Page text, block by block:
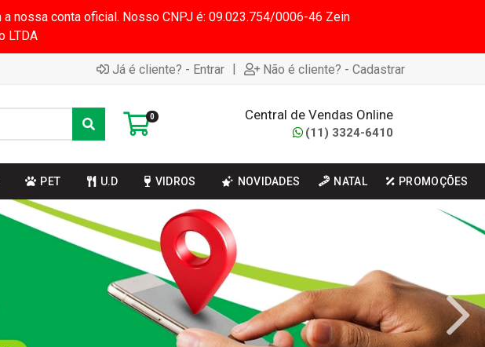
nossa conta oficial. Nosso CNPJ é: 09.023.754/0006-46 Zein
LTDA
Já é cliente? - Entrar | Não é cliente? - Cadastrar
0 Central de Vendas Online
(11) 3324-6410
PET U.D VIDROS NOVIDADES NATAL PROMOÇÕES